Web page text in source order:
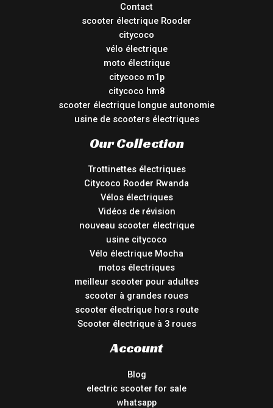
Contact
scooter électrique Rooder
citycoco
vélo électrique
moto électrique
citycoco m1p
citycoco hm8
scooter électrique longue autonomie
usine de scooters électriques
Our Collection
Trottinettes électriques
Citycoco Rooder Rwanda
Vélos électriques
Vidéos de révision
nouveau scooter électrique
usine citycoco
Vélo électrique Mocha
motos électriques
meilleur scooter pour adultes
scooter à grandes roues
scooter électrique hors route
Scooter électrique à 3 roues
Account
Blog
electric scooter for sale
whatsapp